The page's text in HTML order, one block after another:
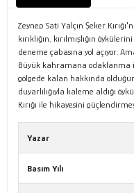
Zeynep Sati Yalçın Şeker
kırıklığın, kırılmışlığın
deneme çabasına yol açıyor.
Büyük kahramana odaklanma
gölgede kalan hakkında
duyarlılığıyla kaleme aldığı
Kırığı ile hikayesini
Yazar
Basım Yılı